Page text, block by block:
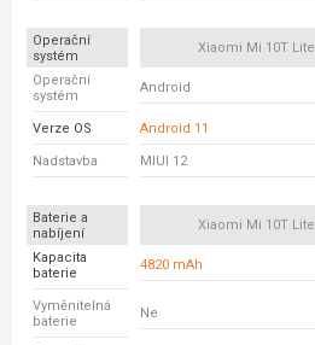
Operační
systém
Xiaomi Mi 10T Lite
Operační
systém
Android
Verze OS Android 11
Nadstavba MIUI 12
Baterie a
nabíjení
Xiaomi Mi 10T Lite
Kapacita
baterie
4820 mAh
Vyměnitelná
baterie
Ne